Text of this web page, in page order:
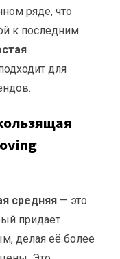
ряде, что
к последним
для
средняя — это
придает
делая её более